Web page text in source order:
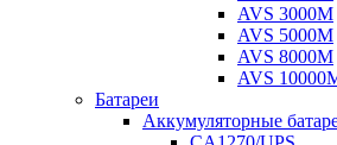
AVS 3000M
AVS 5000M
AVS 8000M
AVS
Батареи
Аккумуляторные